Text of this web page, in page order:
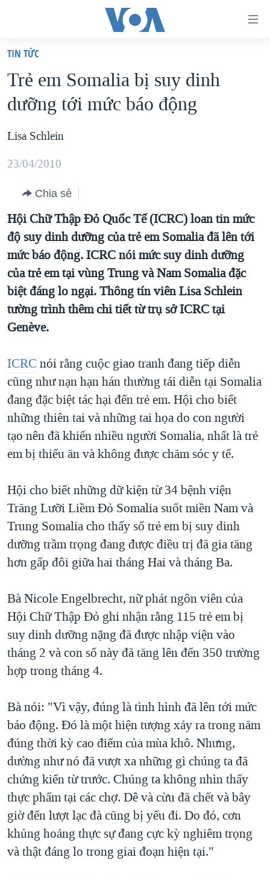
truy
cập
Tới
dung
chính
hướng
chính
Đi
tới
"Tìm"
VIỆT NAM
HOA KỲ
BIỂN ĐÔNG
DIỄN ĐÀN
MỤC
TỰ DO BÁO CHÍ
VẠCH TRẦN TIN GIẢ
NGƯỜI VIỆT HẢI NGOẠI
ĐỜI SỐNG
KINH TẾ
SỨC KHOẺ
VĂN HOÁ
THỂ THAO
GIÁO DỤC
CHUYÊN ĐỀ
CHIẾN TRANH THƯƠNG MẠI CỦA MỸ: QUÁ KHỨ VÀ HIỆN
TẠI
HÀNH TRÌNH BẦU CỬ 2024
MỘT NĂM CHIẾN TRANH TẠI DẢI GAZA
NGÀY TỊ NẠN THẾ GIỚI
TRỊNH VĨNH BÌNH - NGƯỜI HẠ 'BÊN THẮNG CUỘC'
GROUND ZERO – XƯA VÀ NAY
CHI PHÍ CHIẾN TRANH AFGHANISTAN
CÁC GIÁ TRỊ CỘNG HÒA Ở VIỆT NAM
TRỊNH VĨNH BÌNH VS. CHÍNH PHỦ VIỆT NAM
NGƯ DÂN VIỆT VÀ LÀN SÓNG TRỘM HẢI SÂM
BÊN KIA QUỐC LỘ: TIẾNG VỌNG TỪ NÔNG THÔN MỸ
QUAN HỆ VIỆT MỸ
HỌC TIẾNG ANH
VIDEO
NGHE
Ngôn ngữ khác
TIN TỨC
Trẻ em Somalia bị suy dinh
dưỡng tới mức báo động
Lisa Schlein
23/04/2010
Chia sẻ
Hội Chữ Thập Đỏ Quốc Tế (ICRC) loan tin mức
độ suy dinh dưỡng của trẻ em Somalia đã lên tới
mức báo động. ICRC nói mức suy dinh dưỡng
của trẻ em tại vùng Trung và Nam Somalia đặc
biệt đáng lo ngại. Thông tín viên Lisa Schlein
tường trình thêm chi tiết từ trụ sở ICRC tại
Genève.
ICRC nói rằng cuộc giao tranh đang tiếp diễn
cũng như nạn hạn hán thường tái diễn tại Somalia
đang đặc biệt tác hại đến trẻ em. Hội cho biết
những thiên tai và những tai họa do con người
tạo nên đã khiến nhiều người Somalia, nhất là trẻ
em bị thiếu ăn và không được chăm sóc y tế.
Hội cho biết những dữ kiện từ 34 bệnh viện
Trăng Lưỡi Liềm Đỏ Somalia suốt miền Nam và
Trung Somalia cho thấy số trẻ em bị suy dinh
dưỡng trầm trọng đang được điều trị đã gia tăng
hơn gấp đôi giữa hai tháng Hai và tháng Ba.
Bà Nicole Engelbrecht, nữ phát ngôn viên của
Hội Chữ Thập Đỏ ghi nhận rằng 115 trẻ em bị
suy dinh dưỡng nặng đã được nhập viện vào
tháng 2 và con số này đã tăng lên đến 350 trường
hợp trong tháng 4.
Bà nói: "Vì vậy, đúng là tình hình đã lên tới mức
báo động. Đó là một hiện tượng xảy ra trong năm
đúng thời kỳ cao điểm của mùa khô. Nhưng,
dường như nó đã vượt xa những gì chúng ta đã
chứng kiến từ trước. Chúng ta không nhìn thấy
thực phẩm tại các chợ. Dê và cừu đã chết và bây
giờ đến lượt lạc đà cũng bị yếu đi. Do đó, cơn
khủng hoảng thực sự đang cực kỳ nghiêm trọng
và thật đáng lo trong giai đoạn hiện tại."